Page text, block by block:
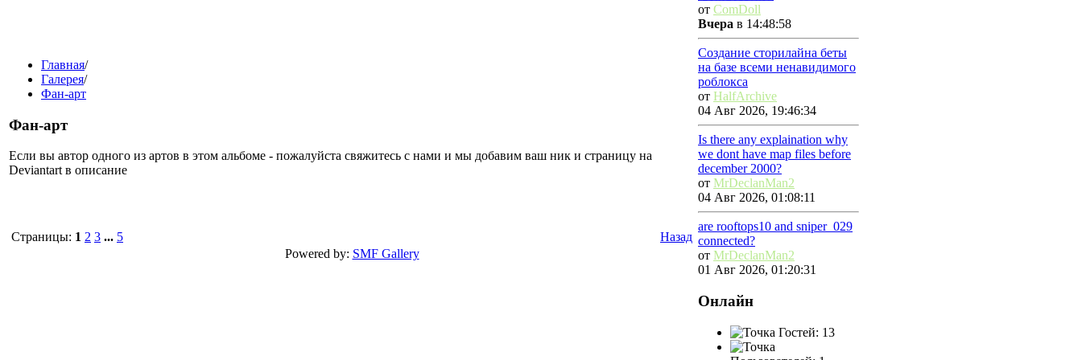
Главная/
Галерея/
Фан-арт
Фан-арт
Если вы автор одного из артов в этом альбоме - пожалуйста свяжитесь с нами и мы добавим ваш ник и страницу на
Deviantart в описание
Страницы: 1 2 3 ... 5
Назад
Powered by: SMF Gallery
от ComDoll
Вчера в 14:48:58
Создание сторилайна беты
на базе всеми ненавидимого
роблокса
от HalfArchive
04 Авг 2026, 19:46:34
Is there any explaination why
we dont have map files before
december 2000?
от MrDeclanMan2
04 Авг 2026, 01:08:11
are rooftops10 and sniper_029
connected?
от MrDeclanMan2
01 Авг 2026, 01:20:31
Онлайн
Гостей: 13